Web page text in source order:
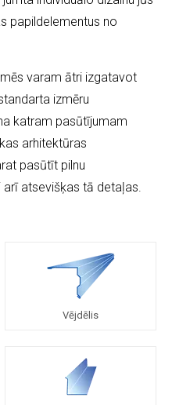
papildelementus no
varam ātri izgatavot
izmēru
katram pasūtījumam
arhitektūras
pasūtīt pilnu
atsevišķas tā detaļas.
Vējdēlis